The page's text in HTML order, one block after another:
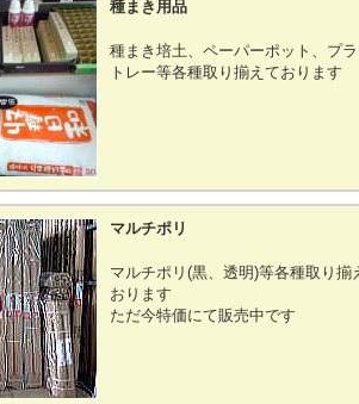
種まき用品
種まき培土、ペーパーポット、プ
トレー等各種取り揃えております
マルチポリ
マルチポリ(黒、透明)等各種取り揃
おります
ただ今特価にて販売中です